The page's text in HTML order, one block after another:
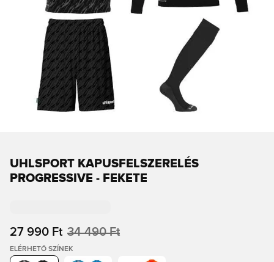
UHLSPORT KAPUSFELSZERELÉS
PROGRESSIVE - FEKETE
27 990 Ft 34 490 Ft
ELÉRHETŐ SZÍNEK